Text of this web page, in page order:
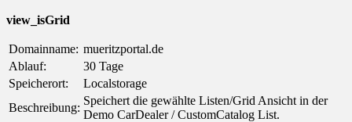
view_isGrid
Domainname: mueritzportal.de
Ablauf:
30 Tage
Speicherort:
Localstorage
Beschreibung:
Speichert die gewählte Listen/Grid Ansicht in der
Demo CarDealer / CustomCatalog List.